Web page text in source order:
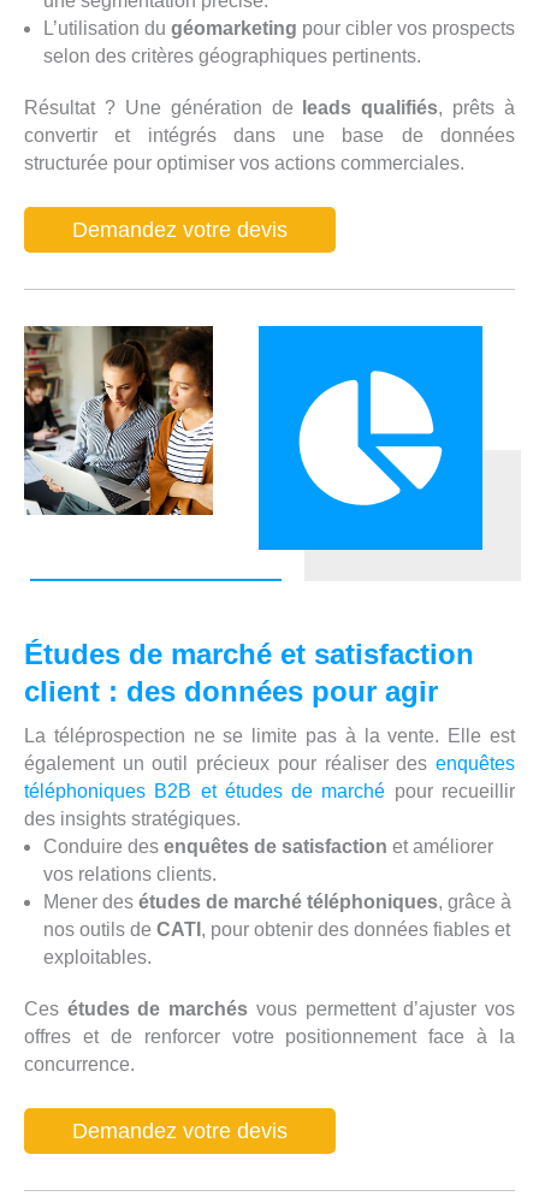
L’utilisation du géomarketing pour cibler vos prospects
selon des critères géographiques pertinents.
Résultat ? Une génération de leads qualifiés, prêts à
convertir et intégrés dans une base de données
structurée pour optimiser vos actions commerciales.
Demandez votre devis
Études de marché et satisfaction
client : des données pour agir
La téléprospection ne se limite pas à la vente. Elle est
également un outil précieux pour réaliser des enquêtes
téléphoniques B2B et études de marché pour recueillir
des insights stratégiques.
Conduire des enquêtes de satisfaction et améliorer
vos relations clients.
Mener des études de marché téléphoniques, grâce à
nos outils de CATI , pour obtenir des données fiables et
exploitables.
Ces études de marchés vous permettent d’ajuster vos
offres et de renforcer votre positionnement face à la
concurrence.
Demandez votre devis